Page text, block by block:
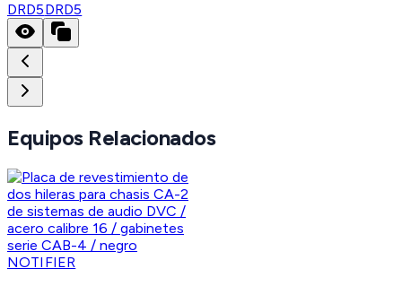
DRD5DRD5
Equipos Relacionados
NOTIFIER